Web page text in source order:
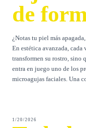
de
¿Notas tu piel más
En estética avanzada, cada
transformen su rostro, sino
entra en juego uno de los
microagujas faciales. Una
1/20/2026